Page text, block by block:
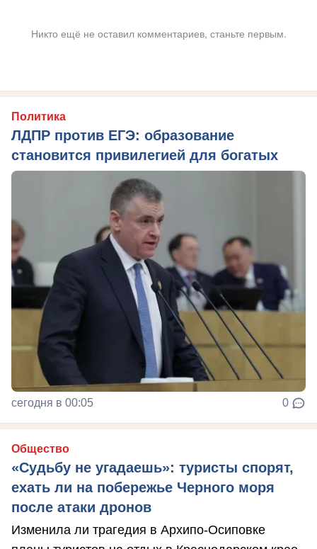
Никто ещё не оставил комментариев, станьте первым.
Политика
ЛДПР против ЕГЭ: образование
становится привилегией для богатых
сегодня в 00:05 0
Общество
«Судьбу не угадаешь»: туристы спорят,
ехать ли на побережье Черного моря
после атаки дронов
Изменила ли трагедия в Архипо-Осиповке